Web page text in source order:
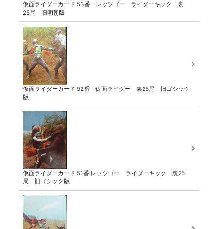
仮面ライダーカード 53番 レッツゴー ライダーキック 裏
25局 旧明朝版
仮面ライダーカード 52番 仮面ライダー 裏25局 旧ゴシック
版
仮面ライダーカード 51番 レッツゴー ライダーキック 裏25
局 旧ゴシック版